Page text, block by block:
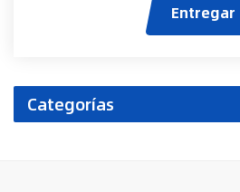
Entregar
Categorías